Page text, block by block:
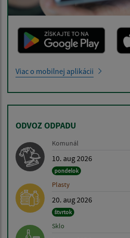
Viac o mobilnej aplikácii
ODVOZ ODPADU
Komunál
10. aug 2026
pondelok
Plasty
20. aug 2026
štvrtok
Sklo